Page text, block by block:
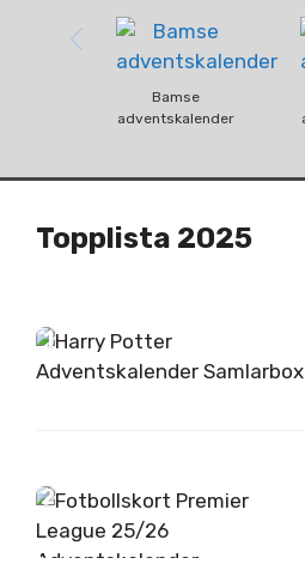
Bamse
adventskalender
Topplista 2025
1
2